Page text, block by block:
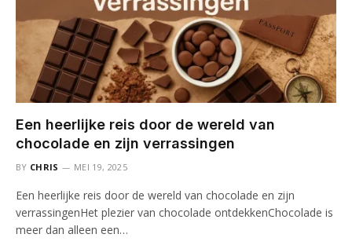
Een heerlijke reis door de wereld van
chocolade en zijn verrassingen
BY CHRIS MEI 19, 2025
Een heerlijke reis door de wereld van chocolade en zijn
verrassingenHet plezier van chocolade ontdekkenChocolade is
meer dan alleen een…